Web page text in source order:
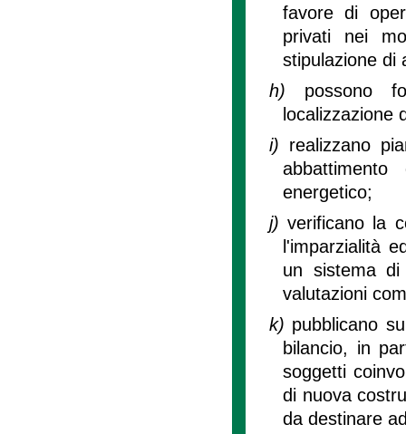
favore di
privati nei
stipulazione di
h) possono
localizzazione
i) realizzano
energetico;
j)verificano la
l'imparzialità
un sistema
valutazioni
k) pubblicano
bilancio, in
soggetti
di nuova
da destinare